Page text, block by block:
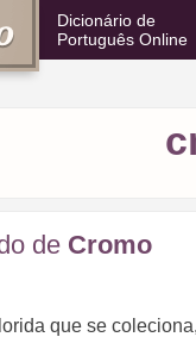
Dicionário de
Português Online
de Cromo
que se